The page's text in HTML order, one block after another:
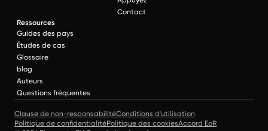
Contact
Ressources
Guides des pays
Études de cas
Glossaire
blog
Auteurs
Questions fréquentes
Clause de non-responsabilitéConditions d'utilisation
Politique de confidentialitéPolitique des cookiesAccord EoR